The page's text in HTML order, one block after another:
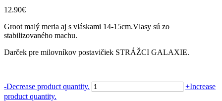
12.90€
Groot malý meria aj s vláskami 14-15cm.Vlasy sú zo
stabilizovaného machu.
Darček pre milovníkov postavičiek STRÁŽCI GALAXIE.
-Decrease product quantity. množstvo
Groot
+Increase
product quantity.